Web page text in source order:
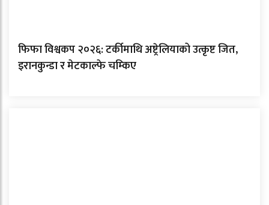
फिफा विश्वकप २०२६: टर्कीमाथि अष्ट्रेलियाको उत्कृष्ट जित,
इरानकुन्डा र मेटकाल्फे चम्किए